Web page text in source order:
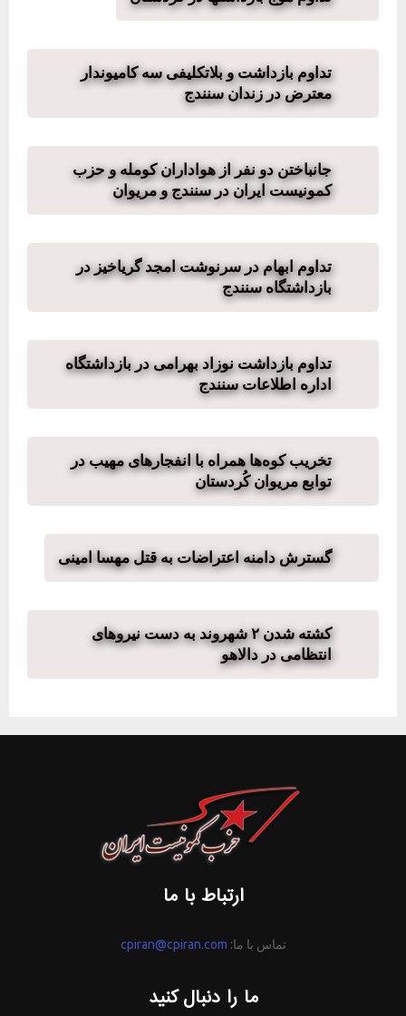
تداوم بازداشت و بلاتکلیفی سه کامیوندار
معترض در زندان سنندج
جانباختن دو نفر از هواداران کومله و حزب
کمونیست ایران در سنندج و مریوان
تداوم ابهام در سرنوشت امجد گریاخیز‌‌‌ در
بازداشتگاه سنندج
تداوم بازداشت نوزاد بهرامی در بازداشتگاه
اداره اطلاعات سنندج
تخریب کوه‌ها همراه با انفجارهای مهیب در
توابع مریوان کُردستان
گسترش دامنه اعتراضات به قتل مهسا امینی
کشته شدن ۲ شهروند به دست نیروهای
انتظامی در دالاهو
ارتباط با ما
تماس با ما: cpiran@cpiran.com
ما را دنبال کنید